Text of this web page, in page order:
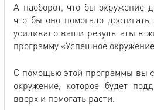
А наоборот, что бы окружение
что бы оно помогало
усиливало ваши результаты в
программу «Успешное
С помощью этой программы вы
окружение, которое будет
вверх и помогать расти.